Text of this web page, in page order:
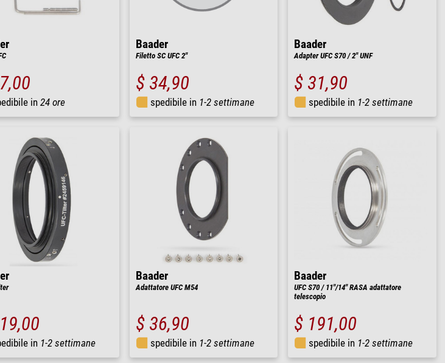
in 24 ore
Baader
Filetto SC UFC 2"
$ 34,90
spedibile in 1-2 settimane
Baader
Adapter UFC S70 / 2" UNF
$ 31,90
spedibile in 1-2 settimane
in 1-2 settimane
Baader
Adattatore UFC M54
$ 36,90
spedibile in 1-2 settimane
Baader
UFC S70 / 11"/14" RASA adattatore
telescopio
$ 191,00
spedibile in 1-2 settimane